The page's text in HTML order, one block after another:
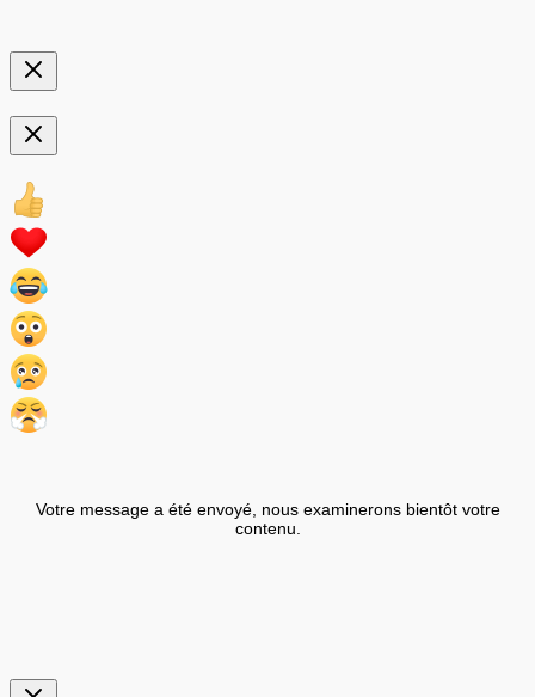
Votre message a été envoyé, nous examinerons bientôt votre
contenu.